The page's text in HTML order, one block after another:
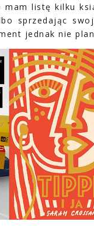
mam listę kilku
sprzedając
jednak nie